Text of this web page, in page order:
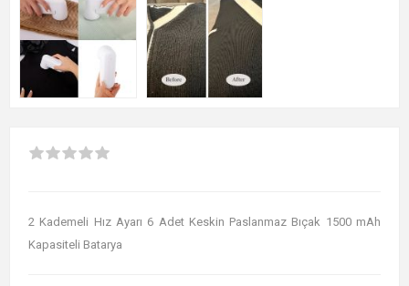
2 Kademeli Hız Ayarı 6 Adet Keskin Paslanmaz Bıçak 1500 mAh
Kapasiteli Batarya